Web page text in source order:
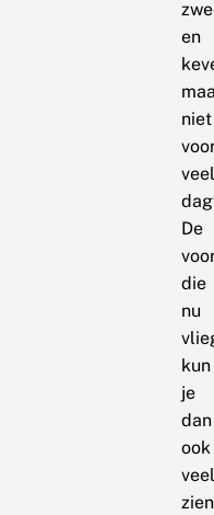
en
niet
veel
De
die
nu
kun
je
dan
ook
veel
zien